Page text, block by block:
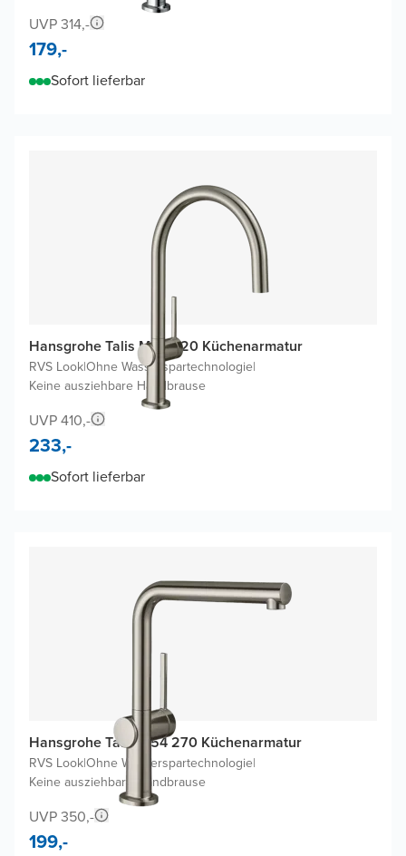
UVP 314,-
179,-
Sofort lieferbar
Hansgrohe Talis M54 220 Küchenarmatur
RVS Look|Ohne Wasserspartechnologie|
Keine ausziehbare Handbrause
UVP 410,-
233,-
Sofort lieferbar
Hansgrohe Talis M54 270 Küchenarmatur
RVS Look|Ohne Wasserspartechnologie|
Keine ausziehbare Handbrause
UVP 350,-
199,-